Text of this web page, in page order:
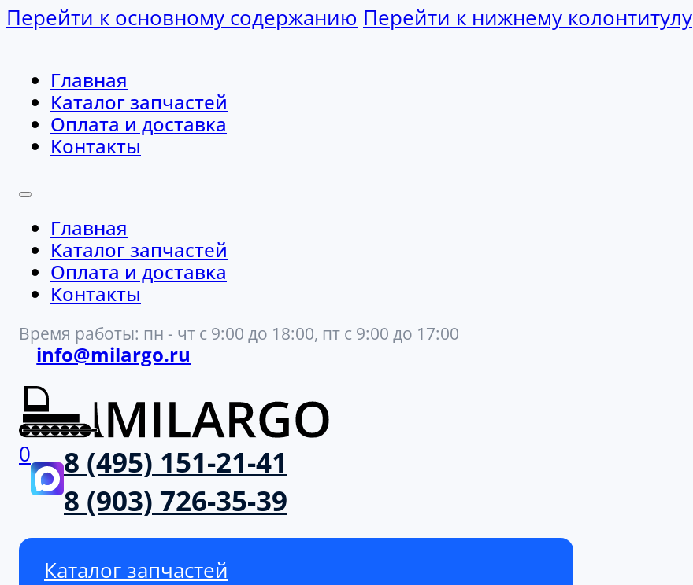
Перейти к основному содержанию Перейти к нижнему колонтитулу
Главная
Каталог запчастей
Оплата и доставка
Контакты
Главная
Каталог запчастей
Оплата и доставка
Контакты
Время работы: пн - чт с 9:00 до 18:00, пт с 9:00 до 17:00
info@milargo.ru
0
8 (495) 151-21-41
8 (903) 726-35-39
Каталог запчастей